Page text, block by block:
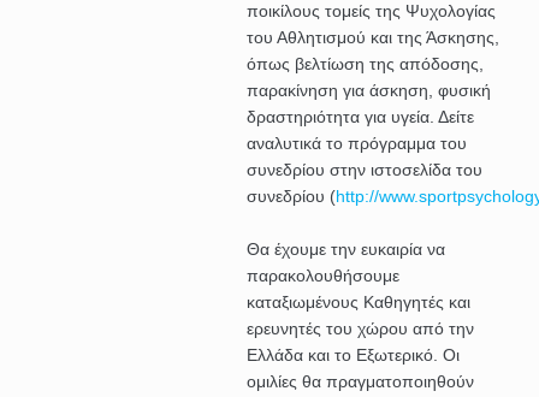
ποικίλους τομείς της Ψυχολογίας
του Αθλητισμού και της Άσκησης,
όπως βελτίωση της απόδοσης,
παρακίνηση για άσκηση, φυσική
δραστηριότητα για υγεία. Δείτε
αναλυτικά το πρόγραμμα του
συνεδρίου στην ιστοσελίδα του
συνεδρίου (http://
Θα έχουμε την ευκαιρία να
παρακολουθήσουμε
καταξιωμένους Καθηγητές και
ερευνητές του χώρου από την
Ελλάδα και το Εξωτερικό. Οι
ομιλίες θα πραγματοποιηθούν